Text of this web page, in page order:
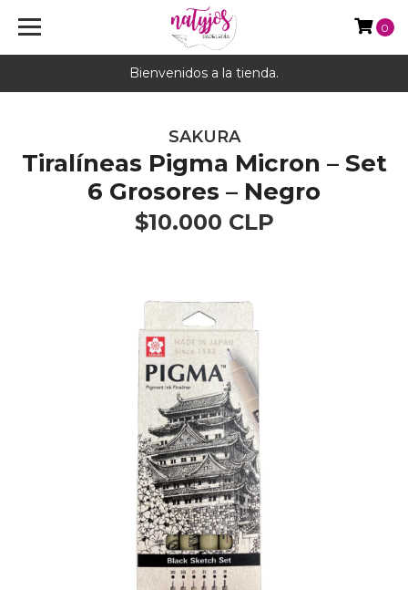
Bienvenidos a la tienda.
0
SAKURA
Tiralíneas Pigma Micron – Set
6 Grosores – Negro
$10.000 CLP